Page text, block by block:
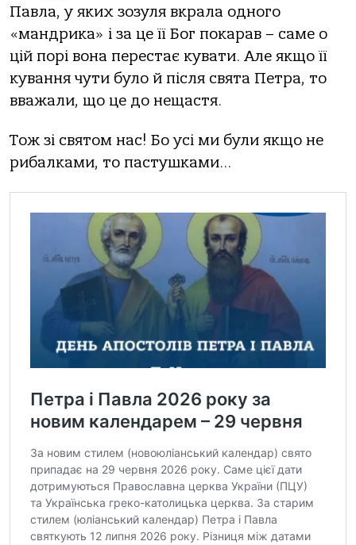
Павла, у яких зозуля вкрала одного
«мандрика» і за це її Бог покарав – саме о
цій порі вона перестає кувати. Але якщо її
кування чути було й після свята Петра, то
вважали, що це до нещастя.
Тож зі святом нас! Бо усі ми були якщо не
рибалками, то пастушками…